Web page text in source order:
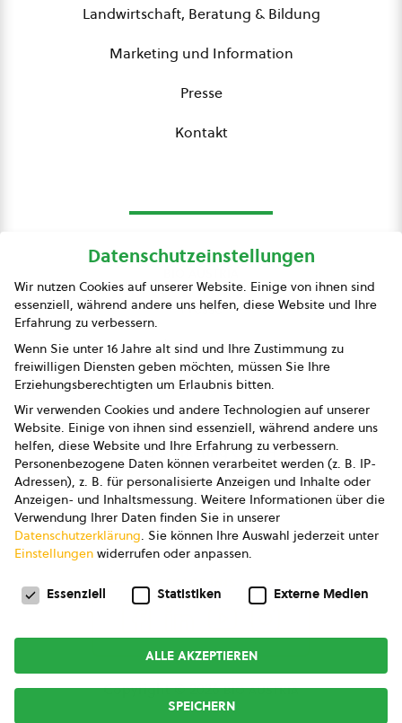
Landwirtschaft, Beratung & Bildung
Marketing und Information
Presse
Kontakt
Presse
Impressum
Datenschutz
AGB
AGB Marketing GmbH
AGB Bildung
Newsletter
Copyright © 2026bio austria
Datenschutzeinstellungen
Wir nutzen Cookies auf unserer Website. Einige von ihnen sind
essenziell, während andere uns helfen, diese Website und Ihre
Erfahrung zu verbessern.
Wenn Sie unter 16 Jahre alt sind und Ihre Zustimmung zu
freiwilligen Diensten geben möchten, müssen Sie Ihre
Erziehungsberechtigten um Erlaubnis bitten.
Wir verwenden Cookies und andere Technologien auf unserer
Website. Einige von ihnen sind essenziell, während andere uns
helfen, diese Website und Ihre Erfahrung zu verbessern.
Personenbezogene Daten können verarbeitet werden (z. B. IP-
Adressen), z. B. für personalisierte Anzeigen und Inhalte oder
Anzeigen- und Inhaltsmessung. Weitere Informationen über die
Verwendung Ihrer Daten finden Sie in unserer
Datenschutzerklärung. Sie können Ihre Auswahl jederzeit unter
Einstellungen widerrufen oder anpassen.
Datenschutzeinstellungen
Essenziell Statistiken Externe Medien
ALLE AKZEPTIEREN
SPEICHERN